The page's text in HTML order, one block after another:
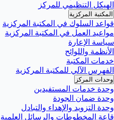
الهيكل التنظيمي للمركز
المكتبة المركزية
قواعد السلوك في المكتبة المركزية
مواعيد العمل في المكتبة المركزية
سياسة الإعارة
الأنظمة واللوائح
خدمات المكتبة
الفهرس الآلي للمكتبة المركزية
وحدات المركز
وحدة خدمات المستفيدين
وحدة ضمان الجودة
وحدة التزويد والإهداء والتبادل
قاعة المخطوطات والرسائل العلمية